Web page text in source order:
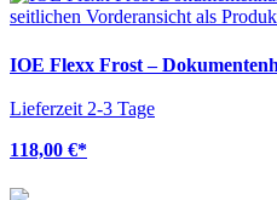
IOE Flexx Frost –
Lieferzeit 2-3 Tage
118,00 €*